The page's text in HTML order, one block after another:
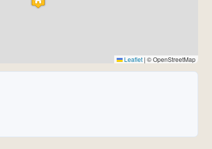
Leaflet | © OpenStreetMap